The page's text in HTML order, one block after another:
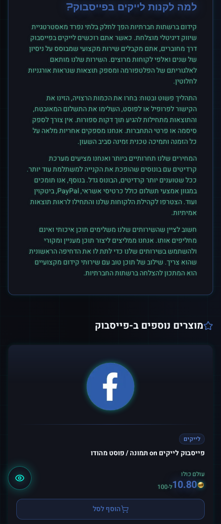
למה לקנות לייקים בפייסבוק?
קידום ברשתות חברתיות הפך לחלק בלתי נפרד מאסטרטגיית
שיווק דיגיטלי מוצלחת. כאשר אתם רוכשיםלייקיםבפייסבוק
דרך מחוברים, אתם מקבלים שירות מקצועי שמבוסס על ניסיון
של שנים ואלפי לקוחות מרוצים. השירות שלנו מותאם
לאלגוריתם של הפלטפורמה ומספק תוצאות שנראות אורגניות
לחלוטין.
התהליך פשוט ובטוח: בחרו את הכמות הרצויה, הזינו את
הקישור לפרופיל או לפוסט, השלימו את התשלום המאובטח,
והתוצאות מתחילות להגיע תוך דקות ספורות. אין צורך לספק
סיסמה או פרטי התחברות. אנחנו מספקים אחריות מלאה על
כל הזמנה ותמיכה טכנית זמינה סביב השעון.
המחירים שלנו תחרותיים ביותר ואנחנו מציעים מערכת
קרדיטים עם בונוסים שהופכת את הקנייה למשתלמת עוד יותר.
ככל שטוענים יותר קרדיטים, הבונוס גדל. בנוסף, אנו תומכים
במגוון אמצעי תשלום כולל כרטיסי אשראי, PayPal, ביטקוין
ועוד. הצטרפו לקהילת הלקוחות שלנו והתחילו לראות תוצאות
אמיתיות.
חשוב לציין שהשירותים שלנו משלימים תוכן איכותי ואינם
מחליפים אותו. אנחנו ממליצים ליצור תוכן מעניין ומקורי
ולהשתמש בשירותים שלנו כדי לתת לו את הדחיפה הראשונית
שהוא צריך. שילוב של תוכן טוב עם שירותי קידום מקצועיים
הוא המתכון להצלחה ברשתות החברתיות.
מוצרים נוספים ב-פייסבוק
לייקים
פייסבוק לייקים on תמונה / פוסט מהודו
עולם כולו
10.80ל-100
הוסף לסל